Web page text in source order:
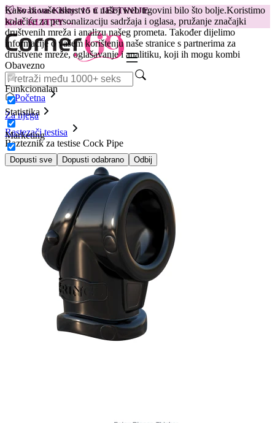
Kako bi vaše iskustvo u našoj web trgovini bilo što bolje.Koristimo
kolačiće za personalizaciju sadržaja i oglasa, pružanje značajki
društvenih mreža i analizu našeg prometa. Također dijelimo
informacije o vašem korištenju naše stranice s partnerima za
društvene mreže, oglašavanje i analitiku, koji ih mogu kombi
Obavezno
Funkcionalan
Statistika
Marketing
Dopusti sve Dopusti odabrano Odbij
😽Svakom Klitty: 15 € JEFTINIJE
Kod: KLITTY →
Početna
Za njega
Rastezači testisa
Razteznik za testise Cock Pipe